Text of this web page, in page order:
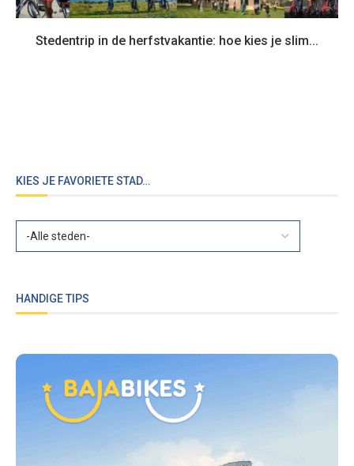
Stedentrip in de herfstvakantie: hoe kies je slim...
KIES JE FAVORIETE STAD…
HANDIGE TIPS